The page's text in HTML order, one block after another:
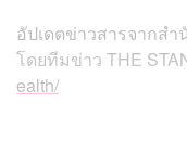
อัปเดตข่าวสารจากส
โดยทีมข่าว THE
ealth/